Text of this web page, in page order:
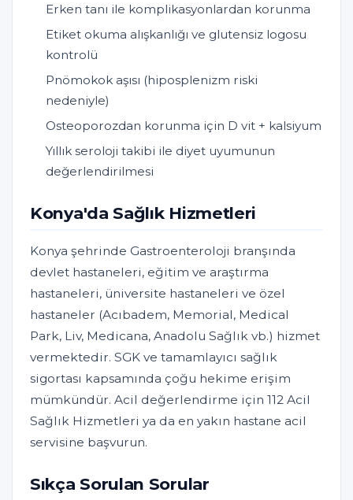
Erken tanı ile komplikasyonlardan korunma
Etiket okuma alışkanlığı ve glutensiz logosu
kontrolü
Pnömokok aşısı (hiposplenizm riski
nedeniyle)
Osteoporozdan korunma için D vit + kalsiyum
Yıllık seroloji takibi ile diyet uyumunun
değerlendirilmesi
Konya'da Sağlık Hizmetleri
Konya şehrinde Gastroenteroloji branşında
devlet hastaneleri, eğitim ve araştırma
hastaneleri, üniversite hastaneleri ve özel
hastaneler (Acıbadem, Memorial, Medical
Park, Liv, Medicana, Anadolu Sağlık vb.) hizmet
vermektedir. SGK ve tamamlayıcı sağlık
sigortası kapsamında çoğu hekime erişim
mümkündür. Acil değerlendirme için 112 Acil
Sağlık Hizmetleri ya da en yakın hastane acil
servisine başvurun.
Sıkça Sorulan Sorular